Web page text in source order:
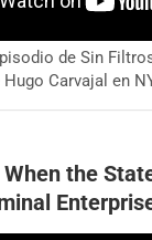
de Sin
Carvajal en
the